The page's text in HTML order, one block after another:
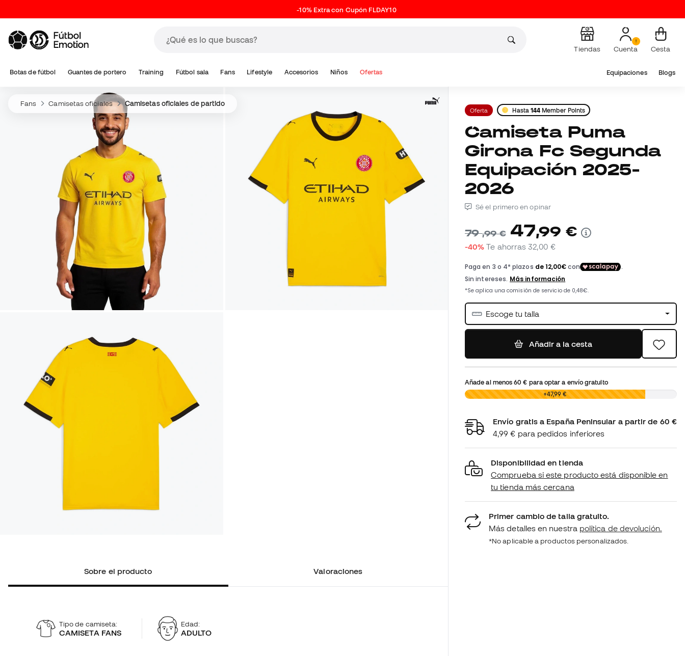
-10% Extra con Cupón FLDAY10
Tiendas Cuenta Cesta
Botas de fútbol Guantes de portero Training Fútbol sala Fans Lifestyle Accesorios Niños Ofertas Equipaciones Blogs
Fans Camisetas oficiales Camisetas oficiales de partido
Sobre el producto Valoraciones
Tipo de camiseta:
CAMISETA FANS
Edad:
ADULTO
Oferta Hasta 144 Member Points
Camiseta Puma
Girona Fc Segunda
Equipación 2025-
2026
Sé el primero en opinar
79,99 € 47,99 €
-40% Te ahorras32,00 €
Escoge tu talla
Añadir a la cesta
Añade al menos60 € para optar a envío gratuito
0,00 € +47,99 €
Envío gratis a España Peninsular a partir de 60 €
4,99 € para pedidos inferiores
Disponibilidad en tienda
Comprueba si este producto está disponible en
tu tienda más cercana
Primer cambio de talla gratuito.
Más detalles en nuestra política de devolución.
*No aplicable a productos personalizados.